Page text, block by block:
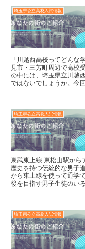
埼玉県公立高校入試情報
「川越西高校ってどん
見市・三芳町周辺で高校
の中には、埼玉県立川越
ではないでしょうか。今
埼玉県公立高校入試情報
東武東上線 東松山駅から
歴史を持つ伝統的な男子
から東上線を使って通学
後を目指す男子生徒のい
埼玉県公立高校入試情報